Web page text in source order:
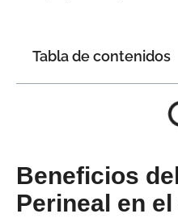
Tabla de contenidos
Beneficios
Perineal en